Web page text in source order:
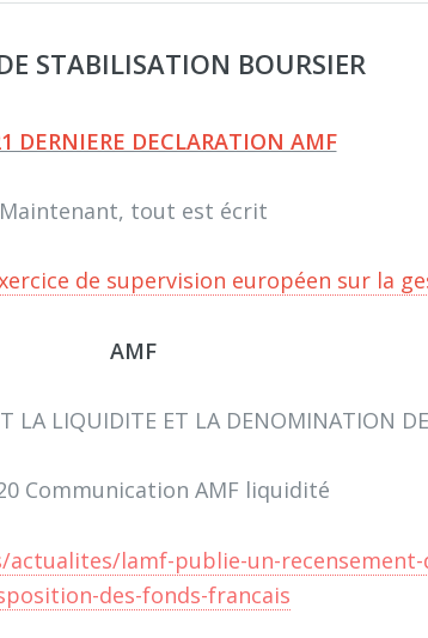
STABILISATION BOURSIER
DERNIERE DECLARATION AMF
Maintenant, tout est écrit
de supervision européen sur la
AMF
LA LIQUIDITE ET LA DENOMINATION
Communication AMF liquidité
lamf-publie-un-
des-fonds-francais